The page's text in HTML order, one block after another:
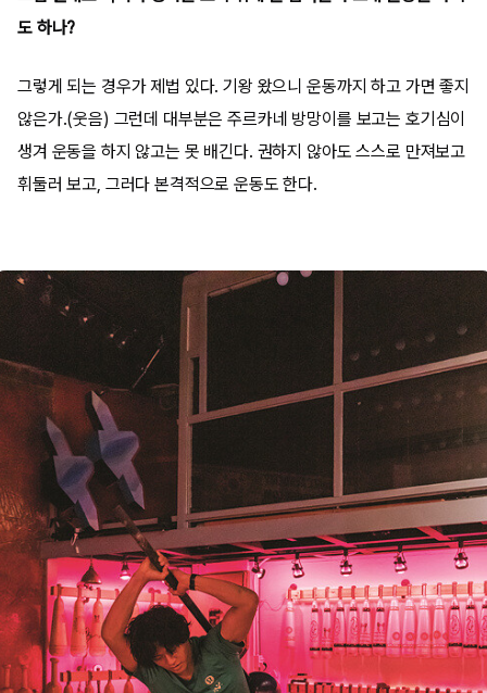
도 하나?
그렇게 되는 경우가 제법 있다. 기왕 왔으니 운동까지 하고 가면 좋지
않은가.(웃음) 그런데 대부분은 주르카네 방망이를 보고는 호기심이
생겨 운동을 하지 않고는 못 배긴다. 권하지 않아도 스스로 만져보고
휘둘러 보고, 그러다 본격적으로 운동도 한다.